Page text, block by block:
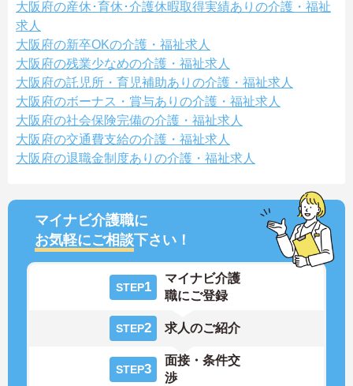
大阪府の産休･育休･介護休暇取得実績ありの介護・福祉
求人
大阪府の新卒OKの介護・福祉求人
大阪府の残業少なめの介護・福祉求人
大阪府の託児所・育児補助ありの介護・福祉求人
大阪府のボーナス・賞与ありの介護・福祉求人
大阪府の社会保険完備の介護・福祉求人
大阪府の交通費支給の介護・福祉求人
大阪府の退職金制度ありの介護・福祉求人
マイナビ介護職に
お気軽にご相談下さい！
STEP1
マイナビ介護
職にご登録
STEP2 求人のご紹介
STEP3
面接・条件交
渉